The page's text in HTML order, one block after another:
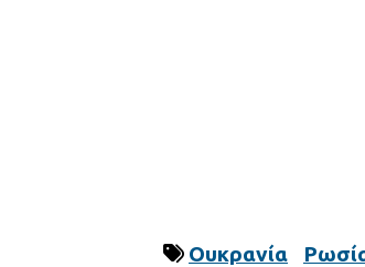
Ουκρανία